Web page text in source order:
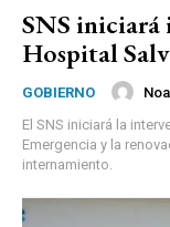
SNS iniciará
Hospital
GOBIERNO
El SNS iniciará la
Emergencia y la
internamiento.